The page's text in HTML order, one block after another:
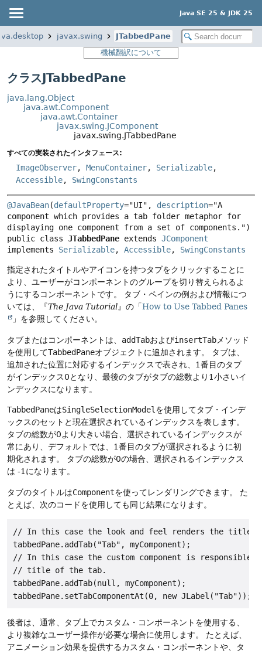
Java SE 25 & JDK 25
javax.swing
JTabbedPane
機械翻訳について
クラスJTabbedPane
java.lang.Object
java.awt.Component
java.awt.Container
javax.swing.JComponent
javax.swing.JTabbedPane
すべての実装されたインタフェース:
ImageObserver, MenuContainer, Serializable,
Accessible, SwingConstants
@JavaBean(defaultProperty="UI", description="A
component which provides a tab folder metaphor for
public class JTabbedPane extends JComponent
implements Serializable, Accessible, SwingConstants
指定されたタイトルやアイコンを持つタブをクリックすることに
より、ユーザーがコンポーネントのグループを切り替えられるよ
うにするコンポーネントです。
タブ・ペインの例および情報につ
いては、『The Java Tutorial』の「How to Use Tabbed Panes
」を参照してください。
タブまたはコンポーネントは、 addTabおよびinsertTab メソッド
を使用してTabbedPaneオブジェクトに追加されます。
タブは、
追加された位置に対応するインデックスで表され、1番目のタブ
がインデックス0となり、最後のタブがタブの総数より1小さいイ
ンデックスになります。
TabbedPaneはSingleSelectionModelを使用してタブ・インデ
ックスのセットと現在選択されているインデックスを表します。
タブの総数が0より大きい場合、選択されているインデックスが
常にあり、デフォルトでは、1番目のタブが選択されるように初
期化されます。
タブの総数が0の場合、選択されるインデックス
は -1になります。
タブのタイトルはComponentを使ってレンダリングできます。
た
とえば、次のコードを使用しても同じ結果になります。
// In this case the look and feel renders the title
tabbedPane.addTab("Tab", myComponent);
// In this case the custom component is responsible
// title of the tab.
tabbedPane.addTab(null, myComponent);
後者は、通常、タブ上でカスタム・コンポーネントを使用する、
より複雑なユーザー操作が必要な場合に使用します。
たとえば、
アニメーション効果を提供するカスタム・コンポーネントや、タ